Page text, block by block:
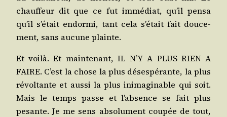
chauf­feur dit que ce fut immé­diat, qu’il pen­sa
qu’il s’était endor­mi, tant cela s’était fait dou­ce­
ment, sans aucune plainte.
Et voi­là. Et main­te­nant, IL N’Y A PLUS RIEN A
FAIRE. C’est la chose la plus déses­pé­rante, la plus
révol­tante et aus­si la plus inima­gi­nable qui soit.
Mais le temps passe et l’absence se fait plus
pesante. Je me sens abso­lu­ment cou­pée de tout,